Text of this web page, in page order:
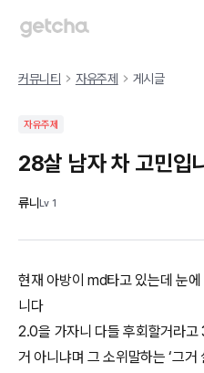
커뮤니티 자유주제 게시글
자유주제
28살 남자 차 고민입
류니 Lv 1
현재 아방이 md타고 있는데 눈
니다
2.0을 가자니 다들 후회할거라
거 아니냐며 그 소위말하는 ‘그거